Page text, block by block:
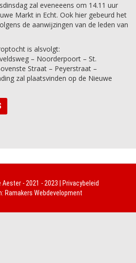
zal eveneeens om 14.11 uur
Markt in Echt. Ook hier gebeurd het
de aanwijzingen van de leden van
is alsvolgt:
– Noorderpoort – St.
Straat – Peyerstraat –
zal plaatsvinden op de Nieuwe
Aester- 2021 - 2023 |
Privacybeleid
Ramakers Webdevelopment